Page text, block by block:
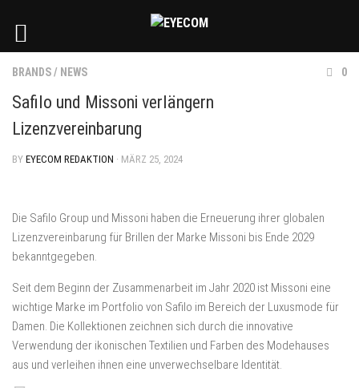
BRANDS/ NEWS 0
Safilo und Missoni verlängern
Lizenzvereinbarung
BY EYECOM REDAKTION · MÄRZ 25, 2024
Die Safilo Group und Missoni haben die Erneuerung ihrer globalen
Lizenzvereinbarung für Brillen der Marke Missoni bis Ende 2029
bekanntgegeben.
Seit dem Beginn der Zusammenarbeit im Jahr 2020 ist Missoni eine
wichtige Marke im Portfolio von Safilo im Bereich der Luxusmode für
Damen. Die Kollektionen zeichnen sich durch die innovative
Verwendung der ikonischen Textilien und Farben des Modehauses
aus und verleihen ihnen eine unverwechselbare Identität.